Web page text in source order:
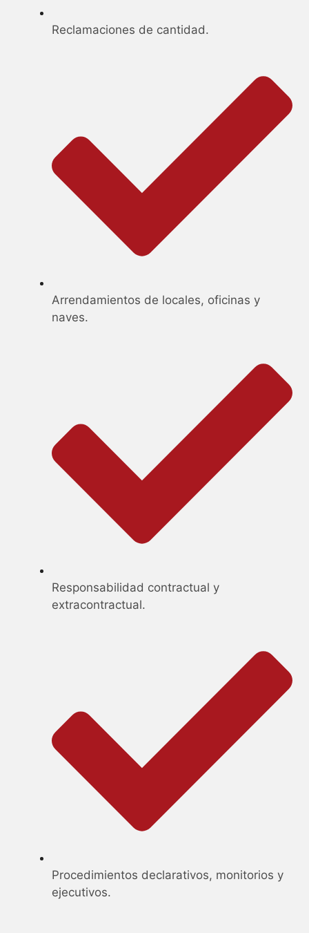
Reclamaciones de cantidad.
Arrendamientos de locales, oficinas y
naves.
Responsabilidad contractual y
extracontractual.
Procedimientos declarativos, monitorios y
ejecutivos.